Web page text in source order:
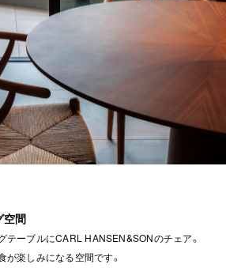
空間
テーブルにCARL HANSEN&SONのチェア。
楽しみになる空間です。